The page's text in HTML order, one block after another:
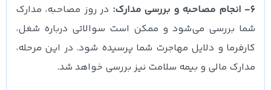
6- انجام مصاحبه و بررسی مدارک:
در روز مصاحبه، مدارک
شما بررسی می‌شود و ممکن است سوالاتی درباره شغل،
کارفرما و دلایل مهاجرت شما پرسیده شود. در این مرحله،
مدارک مالی و بیمه سلامت نیز بررسی خواهد شد.